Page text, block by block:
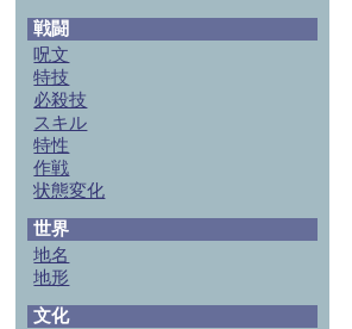
戦闘
呪文
特技
必殺技
スキル
特性
作戦
状態変化
世界
地名
地形
文化